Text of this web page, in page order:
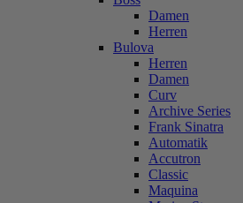
Damen
Herren
Bulova
Herren
Damen
Curv
Archive Series
Frank Sinatra
Automatik
Accutron
Classic
Maquina